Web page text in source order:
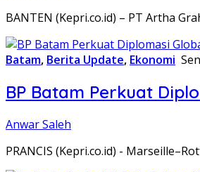
BANTEN (Kepri.co.id) – PT Artha
Batam, Berita Update, Ekonomi
BP Batam Perkuat
Anwar Saleh
PRANCIS (Kepri.co.id) -